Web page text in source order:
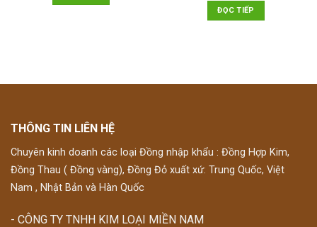
ĐỌC TIẾP
THÔNG TIN LIÊN HỆ
Chuyên kinh doanh các loại Đồng nhập khẩu : Đồng Hợp Kim,
Đồng Thau ( Đồng vàng), Đồng Đỏ xuất xứ: Trung Quốc, Việt
Nam , Nhật Bản và Hàn Quốc
- CÔNG TY TNHH KIM LOẠI MIỀN NAM